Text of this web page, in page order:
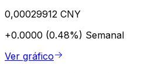
0,00029912 CNY
+0.0000 (0.48%) Semanal
Ver gráfico